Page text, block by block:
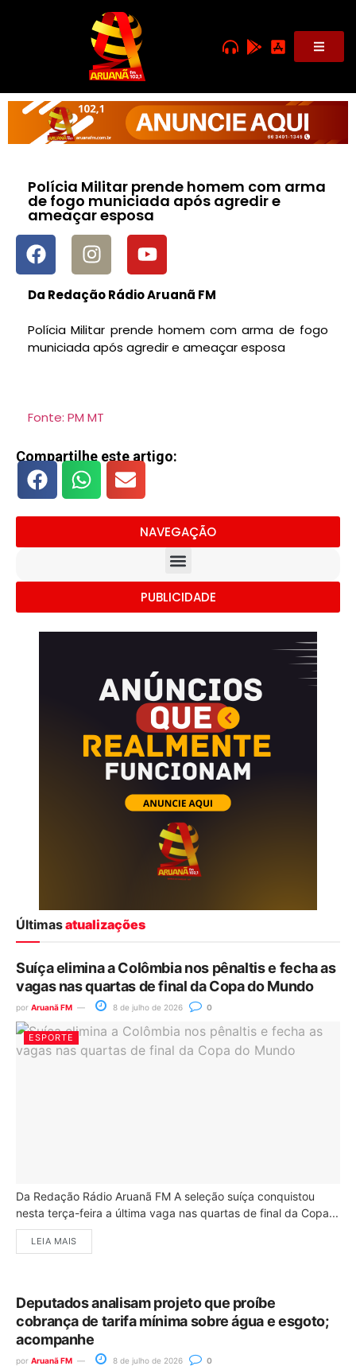
Polícia Militar prende homem com arma
de fogo municiada após agredir e
ameaçar esposa
Da Redação Rádio Aruanã FM
Polícia Militar prende homem com arma de fogo
municiada após agredir e ameaçar esposa
Fonte: PM MT
Compartilhe este artigo:
NAVEGAÇÃO
PUBLICIDADE
Últimasatualizações
Suíça elimina a Colômbia nos pênaltis e fecha as
vagas nas quartas de final da Copa do Mundo
por Aruanã FM 8 de julho de 2026 0
ESPORTE
Da Redação Rádio Aruanã FM A seleção suíça conquistou
nesta terça-feira a última vaga nas quartas de final da Copa...
LEIA MAIS
Deputados analisam projeto que proíbe
cobrança de tarifa mínima sobre água e esgoto;
acompanhe
por Aruanã FM 8 de julho de 2026 0